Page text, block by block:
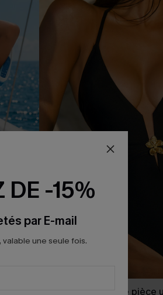
Maillot de bain une pièce
DE -15%
par E-mail
une seule fois.